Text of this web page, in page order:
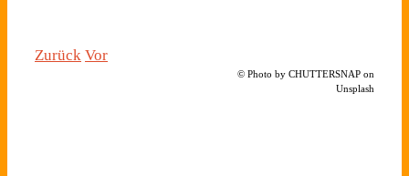
Zurück Vor
© Photo by CHUTTERSNAP on
Unsplash